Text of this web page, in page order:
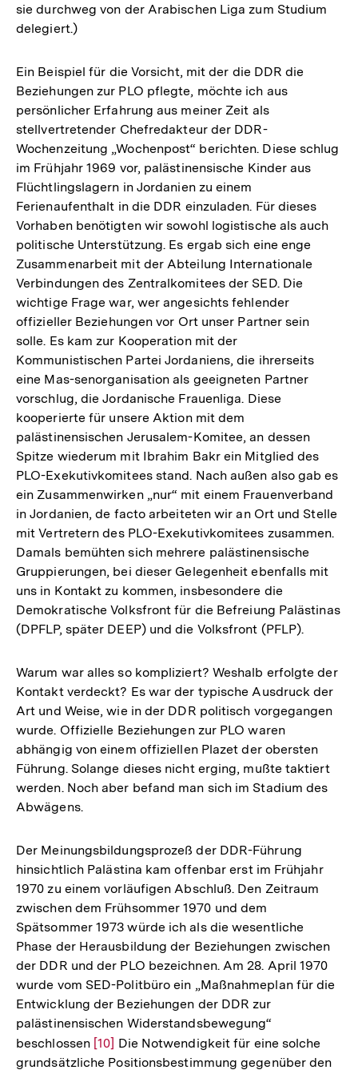
sie durchweg von der Arabischen Liga zum Studium
delegiert.)
Ein Beispiel für die Vorsicht, mit der die DDR die
Beziehungen zur PLO pflegte, möchte ich aus
persönlicher Erfahrung aus meiner Zeit als
stellvertretender Chefredakteur der DDR-
Wochenzeitung „Wochenpost“ berichten. Diese schlug
im Frühjahr 1969 vor, palästinensische Kinder aus
Flüchtlingslagern in Jordanien zu einem
Ferienaufenthalt in die DDR einzuladen. Für dieses
Vorhaben benötigten wir sowohl logistische als auch
politische Unterstützung. Es ergab sich eine enge
Zusammenarbeit mit der Abteilung Internationale
Verbindungen des Zentralkomitees der SED. Die
wichtige Frage war, wer angesichts fehlender
offizieller Beziehungen vor Ort unser Partner sein
solle. Es kam zur Kooperation mit der
Kommunistischen Partei Jordaniens, die ihrerseits
eine Mas-senorganisation als geeigneten Partner
vorschlug, die Jordanische Frauenliga. Diese
kooperierte für unsere Aktion mit dem
palästinensischen Jerusalem-Komitee, an dessen
Spitze wiederum mit Ibrahim Bakr ein Mitglied des
PLO-Exekutivkomitees stand. Nach außen also gab es
ein Zusammenwirken „nur“ mit einem Frauenverband
in Jordanien, de facto arbeiteten wir an Ort und Stelle
mit Vertretern des PLO-Exekutivkomitees zusammen.
Damals bemühten sich mehrere palästinensische
Gruppierungen, bei dieser Gelegenheit ebenfalls mit
uns in Kontakt zu kommen, insbesondere die
Demokratische Volksfront für die Befreiung Palästinas
(DPFLP, später DEEP) und die Volksfront (PFLP).
Warum war alles so kompliziert? Weshalb erfolgte der
Kontakt verdeckt? Es war der typische Ausdruck der
Art und Weise, wie in der DDR politisch vorgegangen
wurde. Offizielle Beziehungen zur PLO waren
abhängig von einem offiziellen Plazet der obersten
Führung. Solange dieses nicht erging, mußte taktiert
werden. Noch aber befand man sich im Stadium des
Abwägens.
Der Meinungsbildungsprozeß der DDR-Führung
hinsichtlich Palästina kam offenbar erst im Frühjahr
1970 zu einem vorläufigen Abschluß. Den Zeitraum
zwischen dem Frühsommer 1970 und dem
Spätsommer 1973 würde ich als die wesentliche
Phase der Herausbildung der Beziehungen zwischen
der DDR und der PLO bezeichnen. Am 28. April 1970
wurde vom SED-Politbüro ein „Maßnahmeplan für die
Entwicklung der Beziehungen der DDR zur
palästinensischen Widerstandsbewegung“
beschlossen Zur
Auflösung
[10] Die Notwendigkeit für eine solche
grundsätzliche Positionsbestimmung gegenüber den